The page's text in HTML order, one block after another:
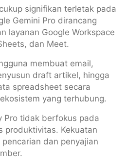
signifikan terletak pada
Gemini Pro dirancang
layanan Google Workspace
dan Meet.
membuat email,
draft artikel, hingga
spreadsheet secara
yang terhubung.
Pro tidak berfokus pada
produktivitas. Kekuatan
dan penyajian